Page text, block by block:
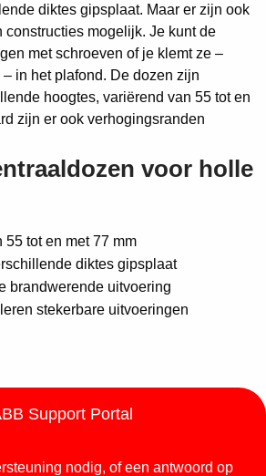
diktes gipsplaat. Maar er zijn ook
mogelijk. Je kunt de
met schroeven of je klemt ze –
in het plafond. De dozen zijn
hoogtes, variërend van 55 tot en
zijn er ook verhogingsranden
voor holle
55 tot en met 77 mm
diktes gipsplaat
brandwerende uitvoering
stekerbare uitvoeringen
Support Portal
nodig, of een antwoord op